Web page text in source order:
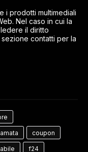
i prodotti multimediali
Nel caso in cui la
il diritto
contatti per la
coupon
f24